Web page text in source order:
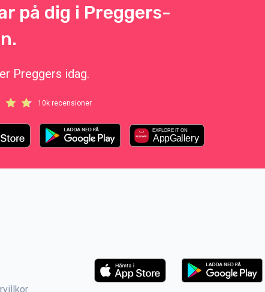
på dig i Preggers-
Preggers idag.
10k recensioner